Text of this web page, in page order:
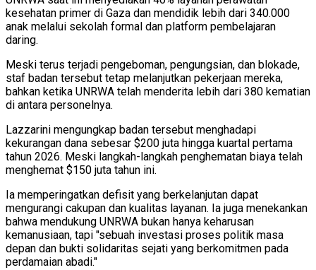
kesehatan primer di Gaza dan mendidik lebih dari 340.000
anak melalui sekolah formal dan platform pembelajaran
daring.
Meski terus terjadi pengeboman, pengungsian, dan blokade,
staf badan tersebut tetap melanjutkan pekerjaan mereka,
bahkan ketika UNRWA telah menderita lebih dari 380 kematian
di antara personelnya.
Lazzarini mengungkap badan tersebut menghadapi
kekurangan dana sebesar $200 juta hingga kuartal pertama
tahun 2026. Meski langkah-langkah penghematan biaya telah
menghemat $150 juta tahun ini.
Ia memperingatkan defisit yang berkelanjutan dapat
mengurangi cakupan dan kualitas layanan. Ia juga menekankan
bahwa mendukung UNRWA bukan hanya keharusan
kemanusiaan, tapi "sebuah investasi proses politik masa
depan dan bukti solidaritas sejati yang berkomitmen pada
perdamaian abadi."